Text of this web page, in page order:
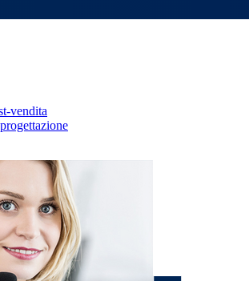
vendita